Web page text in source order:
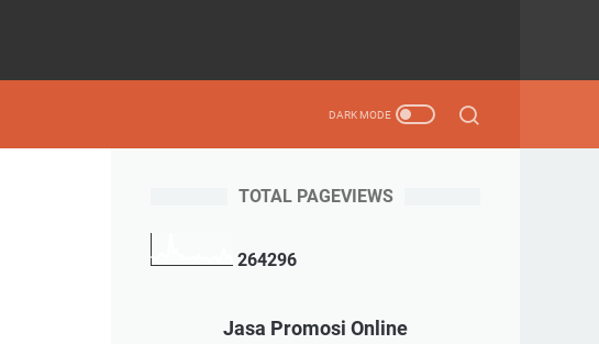
TOTAL PAGEVIEWS
264296
Jasa Promosi Online